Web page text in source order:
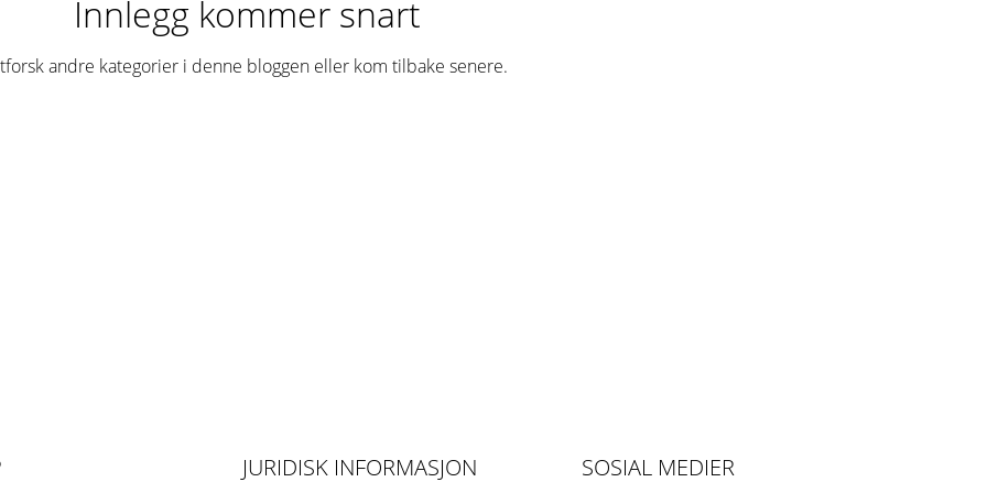
Innlegg kommer snart
andre kategorier i denne bloggen eller kom tilbake senere.
JURIDISK INFORMASJON SOSIAL MEDIER